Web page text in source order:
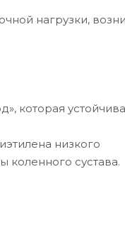
нагрузки,
которая
низкого
коленного сустава.